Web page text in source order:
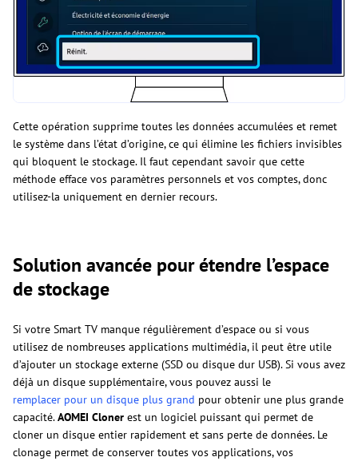
Cette opération supprime toutes les données accumulées et remet
le système dans l’état d’origine, ce qui élimine les fichiers invisibles
qui bloquent le stockage. Il faut cependant savoir que cette
méthode efface vos paramètres personnels et vos comptes, donc
utilisez-la uniquement en dernier recours.
Solution avancée pour étendre l’espace
de stockage
Si votre Smart TV manque régulièrement d’espace ou si vous
utilisez de nombreuses applications multimédia, il peut être utile
d’ajouter un stockage externe (SSD ou disque dur USB). Si vous avez
déjà un disque supplémentaire, vous pouvez aussi le
remplacer pour un disque plus grand pour obtenir une plus grande
capacité.AOMEI Cloner est un logiciel puissant qui permet de
cloner un disque entier rapidement et sans perte de données. Le
clonage permet de conserver toutes vos applications, vos